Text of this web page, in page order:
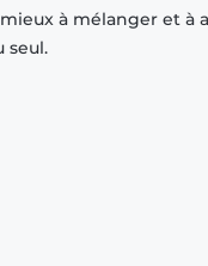
à mélanger et à
seul.